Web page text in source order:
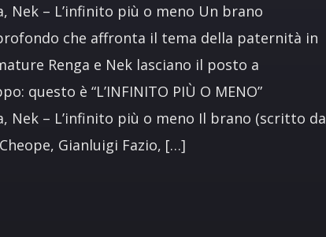
Nek – L’infinito più o meno Un brano
che affronta il tema della paternità in
Renga e Nek lasciano il posto a
questo è “L’INFINITO PIÙ O MENO”
Nek – L’infinito più o meno Il brano (scritto da
Gianluigi Fazio, […]